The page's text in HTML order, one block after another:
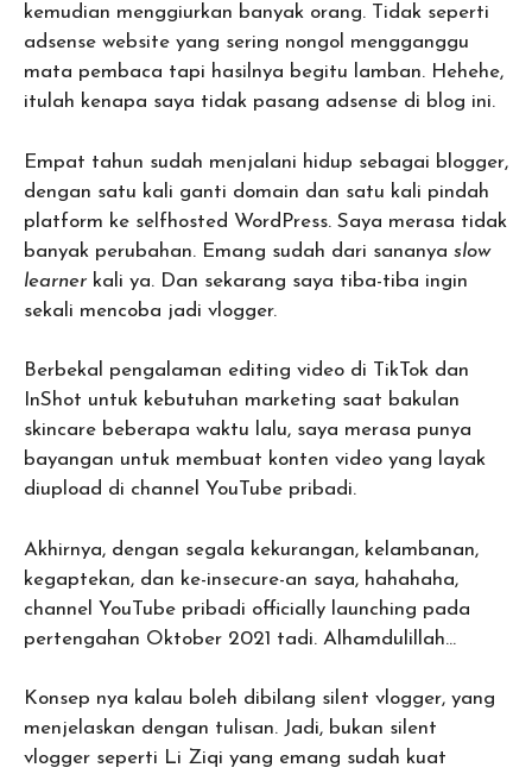
kemudian menggiurkan banyak orang. Tidak seperti
adsense website yang sering nongol mengganggu
mata pembaca tapi hasilnya begitu lamban. Hehehe,
itulah kenapa saya tidak pasang adsense di blog ini.
Empat tahun sudah menjalani hidup sebagai blogger,
dengan satu kali ganti domain dan satu kali pindah
platform ke selfhosted WordPress. Saya merasa tidak
banyak perubahan. Emang sudah dari sananya slow
learner kali ya. Dan sekarang saya tiba-tiba ingin
sekali mencoba jadi vlogger.
Berbekal pengalaman editing video di TikTok dan
InShot untuk kebutuhan marketing saat bakulan
skincare beberapa waktu lalu, saya merasa punya
bayangan untuk membuat konten video yang layak
diupload di channel YouTube pribadi.
Akhirnya, dengan segala kekurangan, kelambanan,
kegaptekan, dan ke-insecure-an saya, hahahaha,
channel YouTube pribadi officially launching pada
pertengahan Oktober 2021 tadi. Alhamdulillah…
Konsep nya kalau boleh dibilang silent vlogger, yang
menjelaskan dengan tulisan. Jadi, bukan silent
vlogger seperti Li Ziqi yang emang sudah kuat